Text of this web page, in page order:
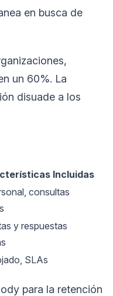
en busca de
un 60%. La
disuade a los
Incluidas
consultas
y respuestas
SLAs
para la retención